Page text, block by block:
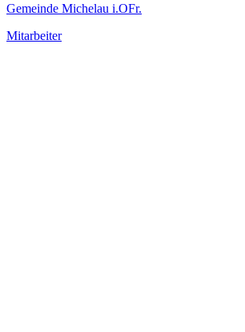
Gemeinde Michelau i.OFr.
Mitarbeiter